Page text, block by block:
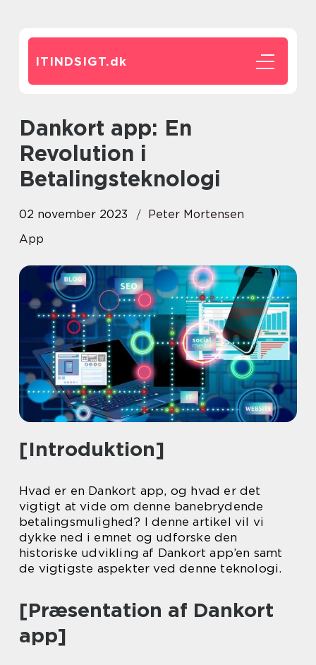
ITINDSIGT.dk
Dankort app: En
Revolution i
Betalingsteknologi
02 november 2023
Peter Mortensen
App
[Introduktion]
Hvad er en Dankort app, og hvad er det
vigtigt at vide om denne banebrydende
betalingsmulighed? I denne artikel vil vi
dykke ned i emnet og udforske den
historiske udvikling af Dankort app’en samt
de vigtigste aspekter ved denne teknologi.
[Præsentation af Dankort
app]